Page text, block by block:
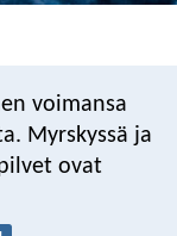
voimansa
Myrskyssä ja
ovat